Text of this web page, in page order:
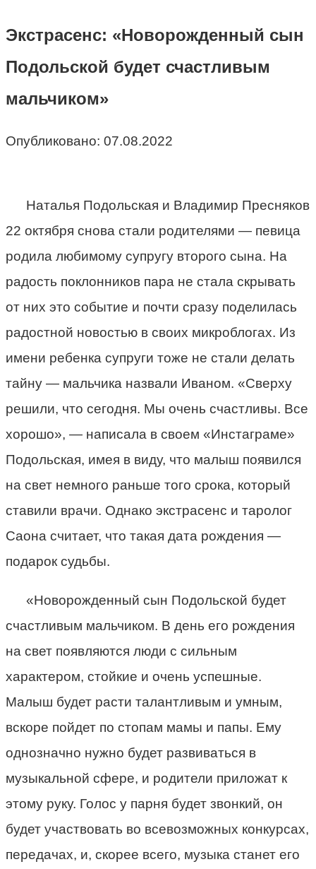
Экстрасенс: «Новорожденный сын
Подольской будет счастливым
мальчиком»
Опубликовано: 07.08.2022
Наталья Подольская и Владимир Пресняков
22 октября снова стали родителями — певица
родила любимому супругу второго сына. На
радость поклонников пара не стала скрывать
от них это событие и почти сразу поделилась
радостной новостью в своих микроблогах. Из
имени ребенка супруги тоже не стали делать
тайну — мальчика назвали Иваном. «Сверху
решили, что сегодня. Мы очень счастливы. Все
хорошо», — написала в своем «Инстаграме»
Подольская, имея в виду, что малыш появился
на свет немного раньше того срока, который
ставили врачи. Однако экстрасенс и таролог
Саона считает, что такая дата рождения —
подарок судьбы.
«Новорожденный сын Подольской будет
счастливым мальчиком. В день его рождения
на свет появляются люди с сильным
характером, стойкие и очень успешные.
Малыш будет расти талантливым и умным,
вскоре пойдет по стопам мамы и папы. Ему
однозначно нужно будет развиваться в
музыкальной сфере, и родители приложат к
этому руку. Голос у парня будет звонкий, он
будет участвовать во всевозможных конкурсах,
передачах, и, скорее всего, музыка станет его